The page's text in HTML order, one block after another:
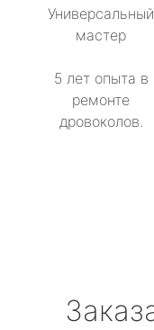
Универсальный
мастер
5 лет опыта в
ремонте
дровоколов.